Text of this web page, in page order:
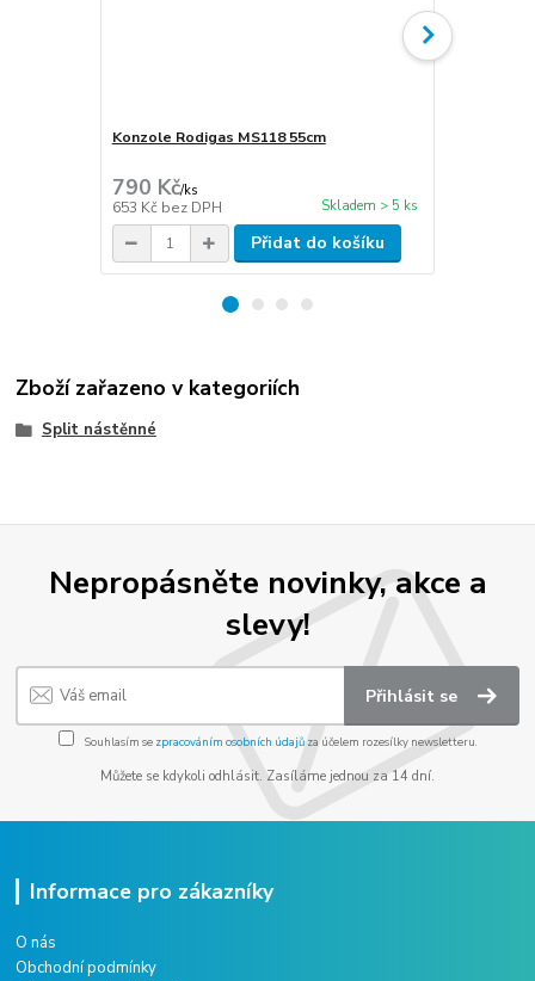
Konzole Rodigas MS118 55cm
790 Kč/ks
653 Kč bez DPH Skladem > 5 ks
Přidat do košíku
Zboží zařazeno v kategoriích
Split nástěnné
Nepropásněte novinky, akce a
slevy!
Přihlásit se
Souhlasím se zpracováním osobních údajůza účelem rozesílky newsletteru.
Můžete se kdykoli odhlásit. Zasíláme jednou za 14 dní.
Informace pro zákazníky
O nás
Obchodní podmínky